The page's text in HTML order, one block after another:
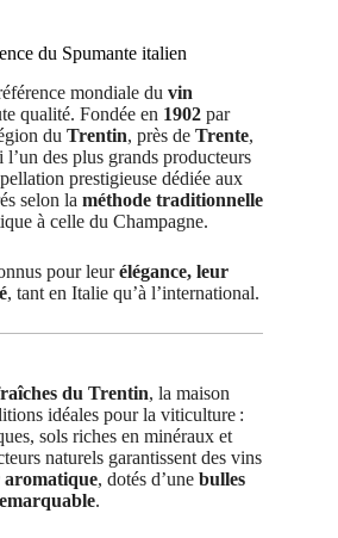
du Spumante italien
mondiale du vin
qualité. Fondée en 1902par
du Trentin, près de Trente,
l’un des plus grands producteurs
prestigieuse dédiée aux
selon la méthode traditionnelle
à celle du Champagne.
pour leurélégance, leur
, tant en Italie qu’à l’international.
du Trentin, la maison
idéales pour la viticulture :
sols riches en minéraux et
naturels garantissent des vins
, dotés d’une bulles
.